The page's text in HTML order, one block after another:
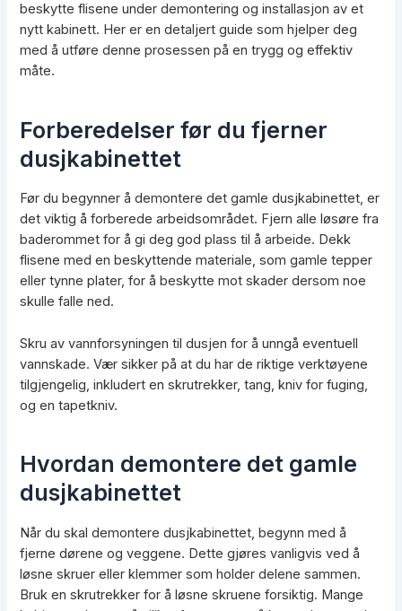
beskytte flisene under demontering og installasjon av et
nytt kabinett. Her er en detaljert guide som hjelper deg
med å utføre denne prosessen på en trygg og effektiv
måte.
Forberedelser før du fjerner
dusjkabinettet
Før du begynner å demontere det gamle dusjkabinettet, er
det viktig å forberede arbeidsområdet. Fjern alle løsøre fra
baderommet for å gi deg god plass til å arbeide. Dekk
flisene med en beskyttende materiale, som gamle tepper
eller tynne plater, for å beskytte mot skader dersom noe
skulle falle ned.
Skru av vannforsyningen til dusjen for å unngå eventuell
vannskade. Vær sikker på at du har de riktige verktøyene
tilgjengelig, inkludert en skrutrekker, tang, kniv for fuging,
og en tapetkniv.
Hvordan demontere det gamle
dusjkabinettet
Når du skal demontere dusjkabinettet, begynn med å
fjerne dørene og veggene. Dette gjøres vanligvis ved å
løsne skruer eller klemmer som holder delene sammen.
Bruk en skrutrekker for å løsne skruene forsiktig. Mange